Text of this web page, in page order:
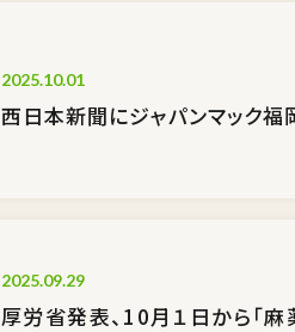
2025.10.01
西日本新聞にジャパンマック
2025.09.29
厚労省発表、10月１日から「